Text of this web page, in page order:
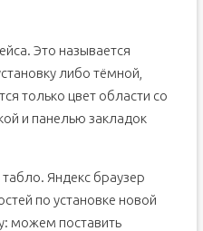
Это называется
либо тёмной,
только цвет области со
и панелью закладок
Яндекс браузер
по установке новой
можем поставить